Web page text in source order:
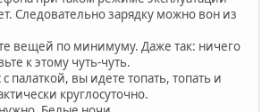
Следовательно зарядку можно вон из
вещей по минимуму. Даже так: ничего
к этому чуть-чуть.
палаткой, вы идете топать, топать и
круглосуточно.